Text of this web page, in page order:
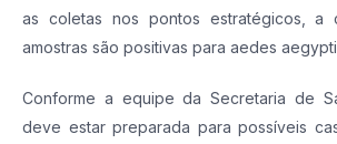
as coletas nos pontos estratégicos, a
amostras são positivas para aedes
Conforme a equipe da Secretaria de
deve estar preparada para possíveis